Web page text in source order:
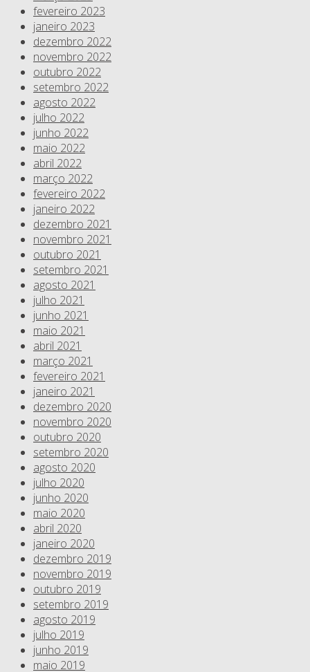
fevereiro 2023
janeiro 2023
dezembro 2022
novembro 2022
outubro 2022
setembro 2022
agosto 2022
julho 2022
junho 2022
maio 2022
abril 2022
março 2022
fevereiro 2022
janeiro 2022
dezembro 2021
novembro 2021
outubro 2021
setembro 2021
agosto 2021
julho 2021
junho 2021
maio 2021
abril 2021
março 2021
fevereiro 2021
janeiro 2021
dezembro 2020
novembro 2020
outubro 2020
setembro 2020
agosto 2020
julho 2020
junho 2020
maio 2020
abril 2020
janeiro 2020
dezembro 2019
novembro 2019
outubro 2019
setembro 2019
agosto 2019
julho 2019
junho 2019
maio 2019